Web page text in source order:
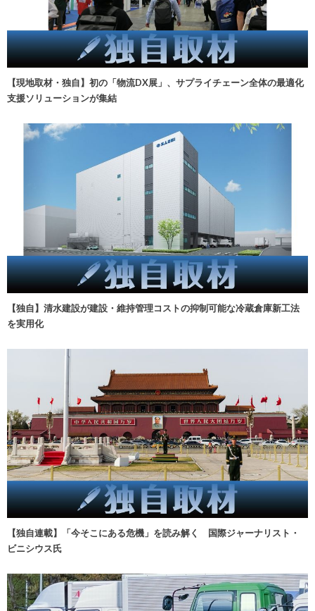
【現地取材・独自】初の「物流DX展」、サプライチェーン全体の最適化
支援ソリューションが集結
【独自】清水建設が建設・維持管理コストの抑制可能な冷蔵倉庫新工法
を実用化
【独自連載】「今そこにある危機」を読み解く 国際ジャーナリスト・
ビニシウス氏